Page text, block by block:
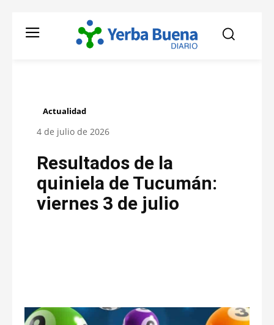
Actualidad
4 de julio de 2026
Resultados de la
quiniela de Tucumán:
viernes 3 de julio